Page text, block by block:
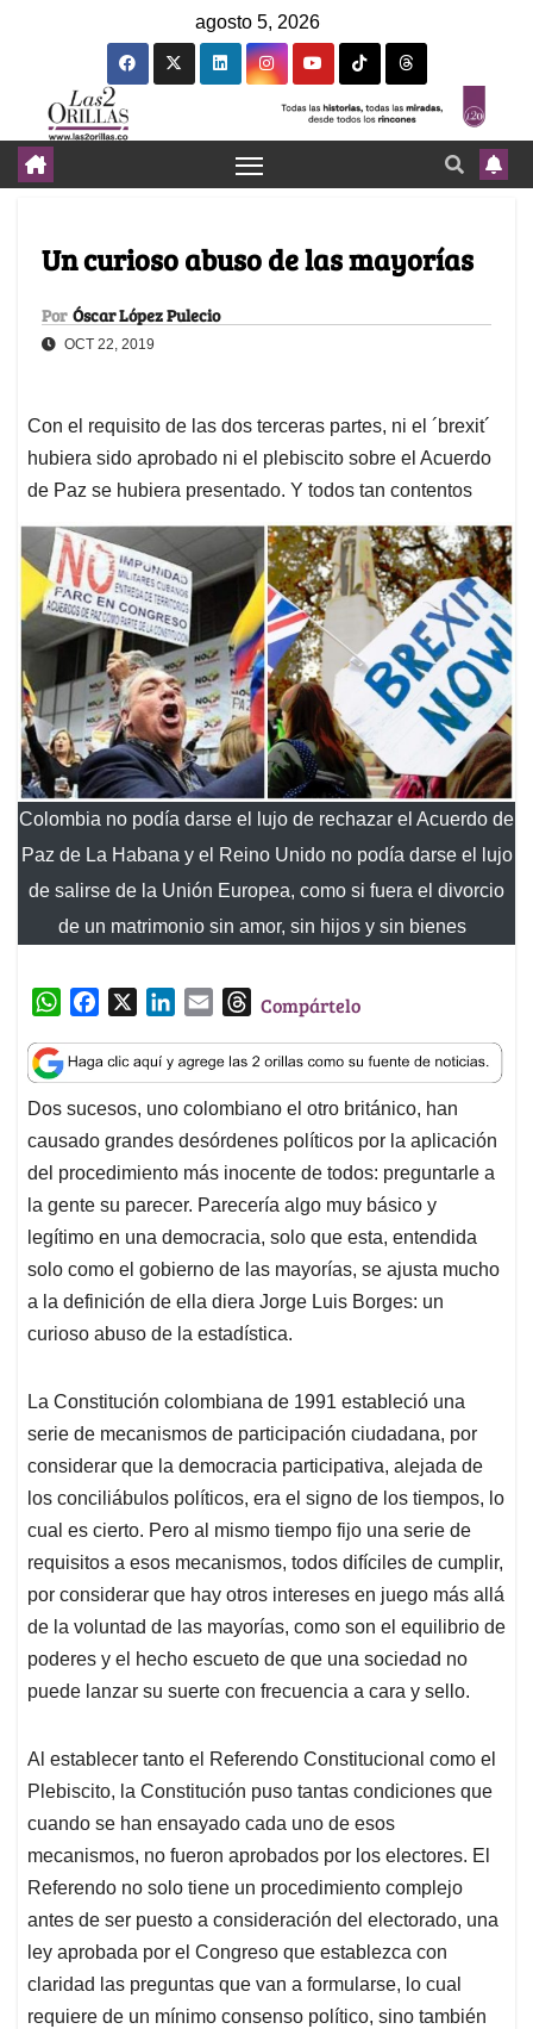
agosto 5, 2026
Un curioso abuso de las mayorías
Por Óscar López Pulecio
OCT 22, 2019
Con el requisito de las dos terceras partes, ni el ´brexit´
hubiera sido aprobado ni el plebiscito sobre el Acuerdo
de Paz se hubiera presentado. Y todos tan contentos
Colombia no podía darse el lujo de rechazar el Acuerdo de
Paz de La Habana y el Reino Unido no podía darse el lujo
de salirse de la Unión Europea, como si fuera el divorcio
de un matrimonio sin amor, sin hijos y sin bienes
W
a
t
s
A
p
p
c
e
b
o
o
k
n
k
e
d
I
n
a
i
l
T
r
e
a
d
s
Compártelo
Dos sucesos, uno colombiano el otro británico, han
causado grandes desórdenes políticos por la aplicación
del procedimiento más inocente de todos: preguntarle a
la gente su parecer. Parecería algo muy básico y
legítimo en una democracia, solo que esta, entendida
solo como el gobierno de las mayorías, se ajusta mucho
a la definición de ella diera Jorge Luis Borges: un
curioso abuso de la estadística.
La Constitución colombiana de 1991 estableció una
serie de mecanismos de participación ciudadana, por
considerar que la democracia participativa, alejada de
los conciliábulos políticos, era el signo de los tiempos, lo
cual es cierto. Pero al mismo tiempo fijo una serie de
requisitos a esos mecanismos, todos difíciles de cumplir,
por considerar que hay otros intereses en juego más allá
de la voluntad de las mayorías, como son el equilibrio de
poderes y el hecho escueto de que una sociedad no
puede lanzar su suerte con frecuencia a cara y sello.
Al establecer tanto el Referendo Constitucional como el
Plebiscito, la Constitución puso tantas condiciones que
cuando se han ensayado cada uno de esos
mecanismos, no fueron aprobados por los electores. El
Referendo no solo tiene un procedimiento complejo
antes de ser puesto a consideración del electorado, una
ley aprobada por el Congreso que establezca con
claridad las preguntas que van a formularse, lo cual
requiere de un mínimo consenso político, sino también